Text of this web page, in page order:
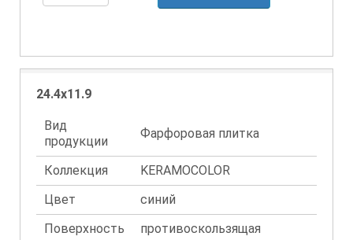
24.4x11.9
Вид
продукции
Фарфоровая плитка
Коллекция
KERAMOCOLOR
Цвет
синий
Поверхность
противоскользящая